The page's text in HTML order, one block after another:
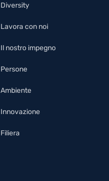
Diversity
Lavora con noi
Il nostro impegno
Persone
Ambiente
Innovazione
Filiera